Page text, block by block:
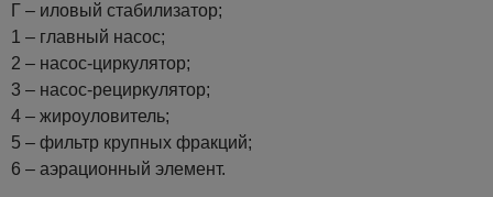
Г – иловый стабилизатор;
1 – главный насос;
2 – насос-циркулятор;
3 – насос-рециркулятор;
4 – жироуловитель;
5 – фильтр крупных фракций;
6 – аэрационный элемент.